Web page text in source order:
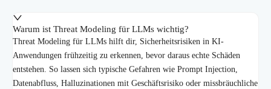
Warum ist Threat Modeling für LLMs wichtig?
Threat Modeling für LLMs hilft dir, Sicherheitsrisiken in KI-
Anwendungen frühzeitig zu erkennen, bevor daraus echte Schäden
entstehen. So lassen sich typische Gefahren wie Prompt Injection,
Datenabfluss, Halluzinationen mit Geschäftsrisiko oder missbräuchliche